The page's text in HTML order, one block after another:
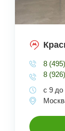
8
8
с 9